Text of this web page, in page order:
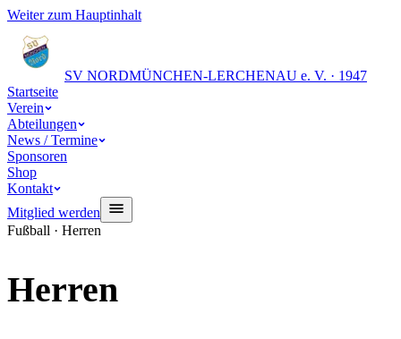
Weiter zum Hauptinhalt
SV NORDMÜNCHEN-LERCHENAU e. V. · 1947
Startseite
Verein
Abteilungen
News / Termine
Sponsoren
Shop
Kontakt
Mitglied werden
Fußball · Herren
Herren